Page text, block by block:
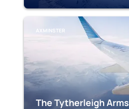
AXMINSTER
The Tytherleigh Arms